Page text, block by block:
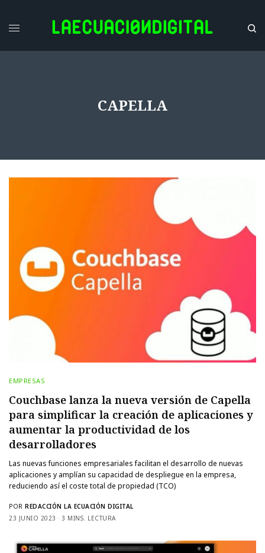
CAPELLA
EMPRESAS
Couchbase lanza la nueva versión de Capella
para simplificar la creación de aplicaciones y
aumentar la productividad de los
desarrolladores
Las nuevas funciones empresariales facilitan el desarrollo de nuevas
aplicaciones y amplían su capacidad de despliegue en la empresa,
reduciendo así el coste total de propiedad (TCO)
POR REDACCIÓN LA ECUACIÓN DIGITAL
23 JUNIO 2023
3 MINS. LECTURA